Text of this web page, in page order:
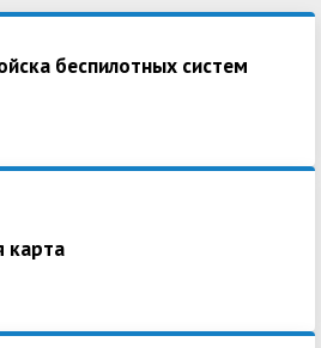
беспилотных систем
карта